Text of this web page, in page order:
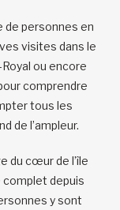
de personnes en
visites dans le
ou encore
comprendre
tous les
de l’ampleur.
du cœur de l’île
depuis
y sont